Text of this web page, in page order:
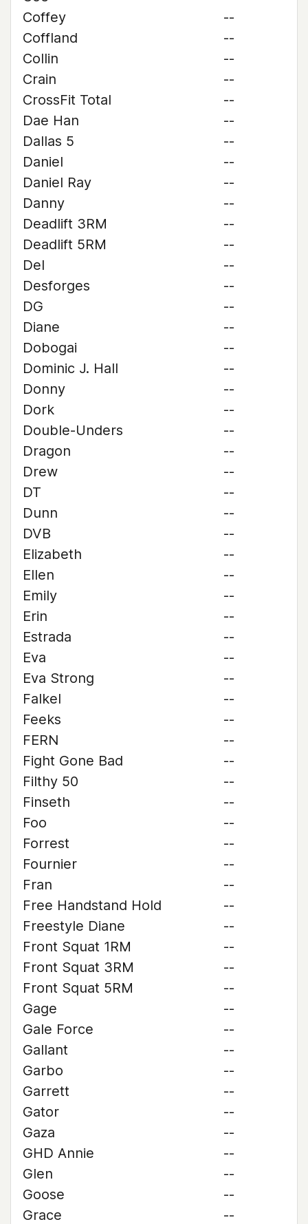
Coffey
--
Coffland
--
Collin
--
Crain
--
CrossFit Total
--
Dae Han
--
Dallas 5
--
Daniel
--
Daniel Ray
--
Danny
--
Deadlift 3RM
--
Deadlift 5RM
--
Del
--
Desforges
--
DG
--
Diane
--
Dobogai
--
Dominic J. Hall
--
Donny
--
Dork
--
Double-Unders
--
Dragon
--
Drew
--
DT
--
Dunn
--
DVB
--
Elizabeth
--
Ellen
--
Emily
--
Erin
--
Estrada
--
Eva
--
Eva Strong
--
Falkel
--
Feeks
--
FERN
--
Fight Gone Bad
--
Filthy 50
--
Finseth
--
Foo
--
Forrest
--
Fournier
--
Fran
--
Free Handstand Hold
--
Freestyle Diane
--
Front Squat 1RM
--
Front Squat 3RM
--
Front Squat 5RM
--
Gage
--
Gale Force
--
Gallant
--
Garbo
--
Garrett
--
Gator
--
Gaza
--
GHD Annie
--
Glen
--
Goose
--
Grace
--